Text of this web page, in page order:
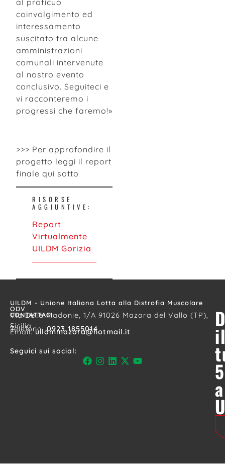
coinvolgimento ed
interessamento
suscitato tra alcune
amministrazioni
comunali intervenute
al nostro evento
conclusivo. Seguiteci e
vi racconteremo i
progressi che faremo!»
>>> Per approfondire il
progetto leggi il report
finale qui sotto
RISORSE
AGGIUNTIVE:
Report
Virtualmente
UILDM Gorizia
UILDM - Unione Italiana Lotta alla Distrofia Muscolare
ODV
CONTATTACI
Via Delle Madonie, 1/A 91026 Mazara del Vallo (TP),
Sicilia
Telefono:0923 1855014
Email:uildmmazara@hotmail.it
Seguici sui social:
a